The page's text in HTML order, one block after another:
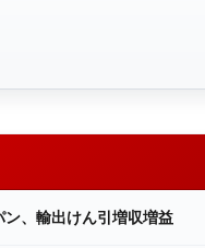
ン、輸出けん引増収増益